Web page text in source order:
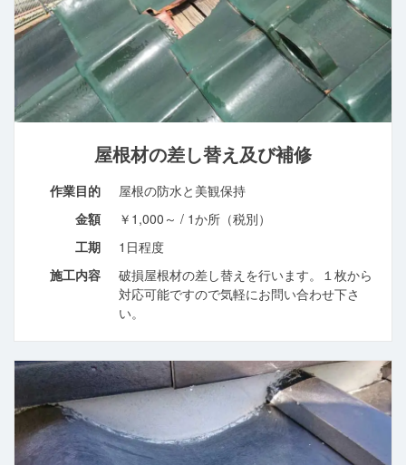
屋根材の差し替え及び補修
作業目的
屋根の防水と美観保持
金額
￥1,000～ / 1か所（税別）
工期
1日程度
施工内容
破損屋根材の差し替えを行います。１枚から
対応可能ですので気軽にお問い合わせ下さ
い。